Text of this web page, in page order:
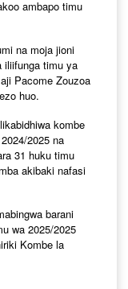
ambapo timu
na moja jioni
iliifunga timu ya
Pacome Zouzoa
huo.
kombe
2025 na
31 huku timu
akibaki nafasi
barani
wa 2025/2025
Kombe la